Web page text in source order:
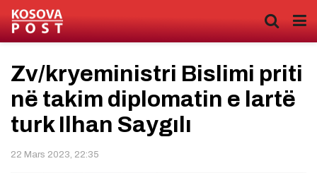
Zv/kryeministri Bislimi priti
në takim diplomatin e lartë
turk Ilhan Saygılı
22 Mars 2023, 22:35